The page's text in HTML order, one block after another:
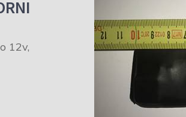
12v,